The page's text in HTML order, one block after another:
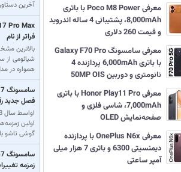
معرفی Poco M8 Power با باتری
8,000mAh، پشتیبانی 4 ساله اندروید
و قیمت 260 دلاری
معرفی سامسونگ Galaxy F70 Pro
با باتری 6,000mAh پردازنده 4
نانومتری و دوربین 50MP OIS
معرفی Honor Play11 Pro با باتری
7,000mAh، شاسی فلزی و
صفحه‌نمایش OLED
معرفی OnePlus N6x با پردازنده
دیمنسیتی 6300 و باتری 7 هزار میلی
آمپر ساعتی
آخرین
فراتر از نام
بالاترین
همواره در
فصل جدید
اولین
گوشی تاشو
زمزمه